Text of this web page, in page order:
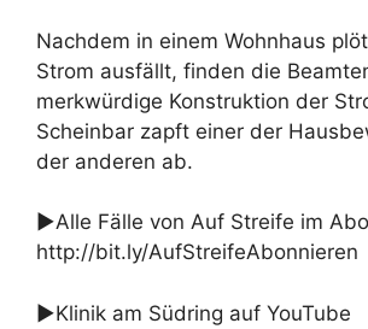
Nachdem in einem Wohnhaus
Strom ausfällt, finden die
merkwürdige Konstruktion der
Scheinbar zapft einer der
der anderen ab.
►Alle Fälle von Auf Streife im
http://bit.ly/AufStreifeAbonnieren
►Klinik am Südring auf YouTube